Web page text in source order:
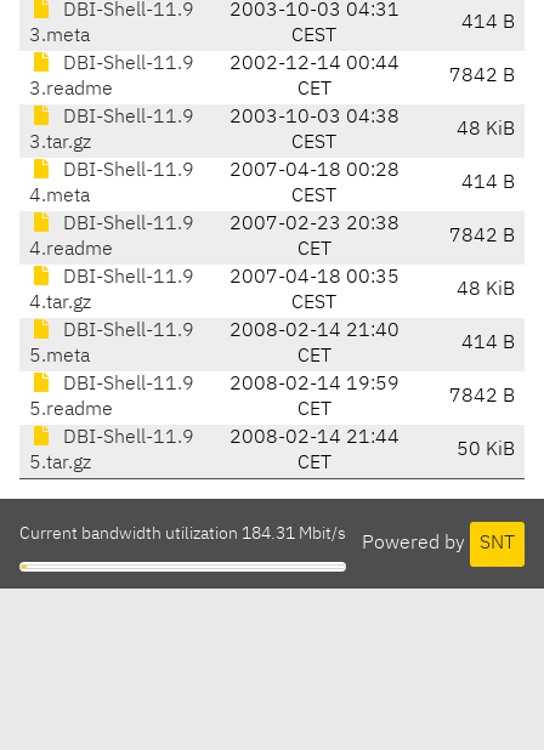
DBI-Shell-11.9
3.meta
2003-10-03 04:31
CEST
414 B
DBI-Shell-11.9
3.readme
2002-12-14 00:44
CET
7842 B
DBI-Shell-11.9
3.tar.gz
2003-10-03 04:38
CEST
48 KiB
DBI-Shell-11.9
4.meta
2007-04-18 00:28
CEST
414 B
DBI-Shell-11.9
4.readme
2007-02-23 20:38
CET
7842 B
DBI-Shell-11.9
4.tar.gz
2007-04-18 00:35
CEST
48 KiB
DBI-Shell-11.9
5.meta
2008-02-14 21:40
CET
414 B
DBI-Shell-11.9
5.readme
2008-02-14 19:59
CET
7842 B
DBI-Shell-11.9
5.tar.gz
2008-02-14 21:44
CET
50 KiB
Powered by SNT
Current bandwidth utilization 184.31 Mbit/s